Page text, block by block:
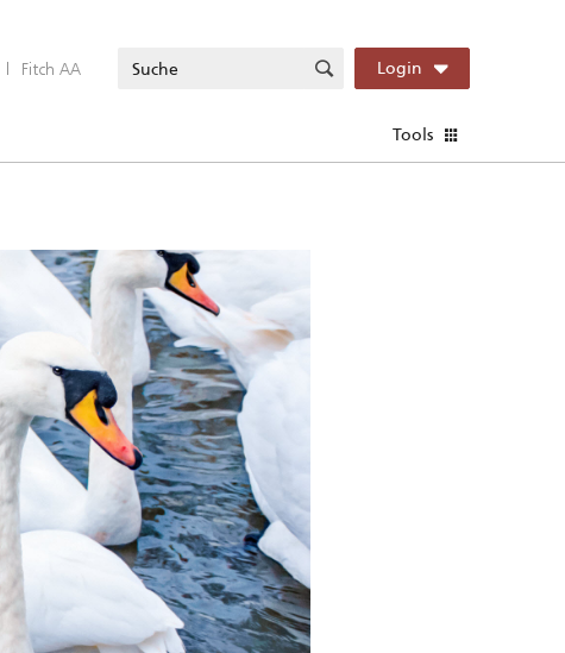
| Fitch AA Login
Tools